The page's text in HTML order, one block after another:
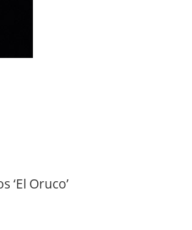
‘El Oruco’